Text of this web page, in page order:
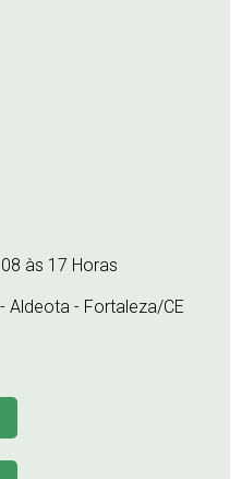
às 17 Horas
Aldeota - Fortaleza/CE